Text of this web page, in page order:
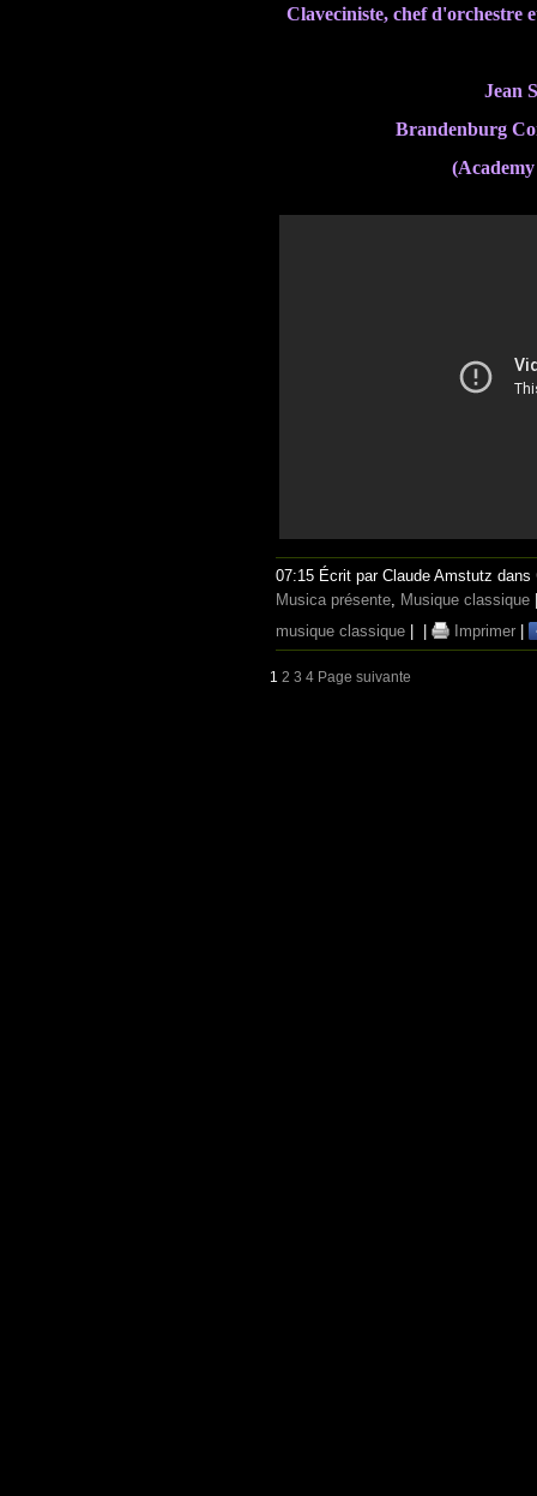
Claveciniste, chef d'orchestre
Jean
Brandenburg
07:15 Écrit par Claude Amstutz dans
Musica présente, Musique classique
musique classique
Imprimer
1 2 3 4 Page suivante